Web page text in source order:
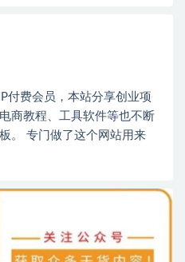
付费会员，本站分享创业项
商教程、工具软件等也不断
。 专门做了这个网站用来